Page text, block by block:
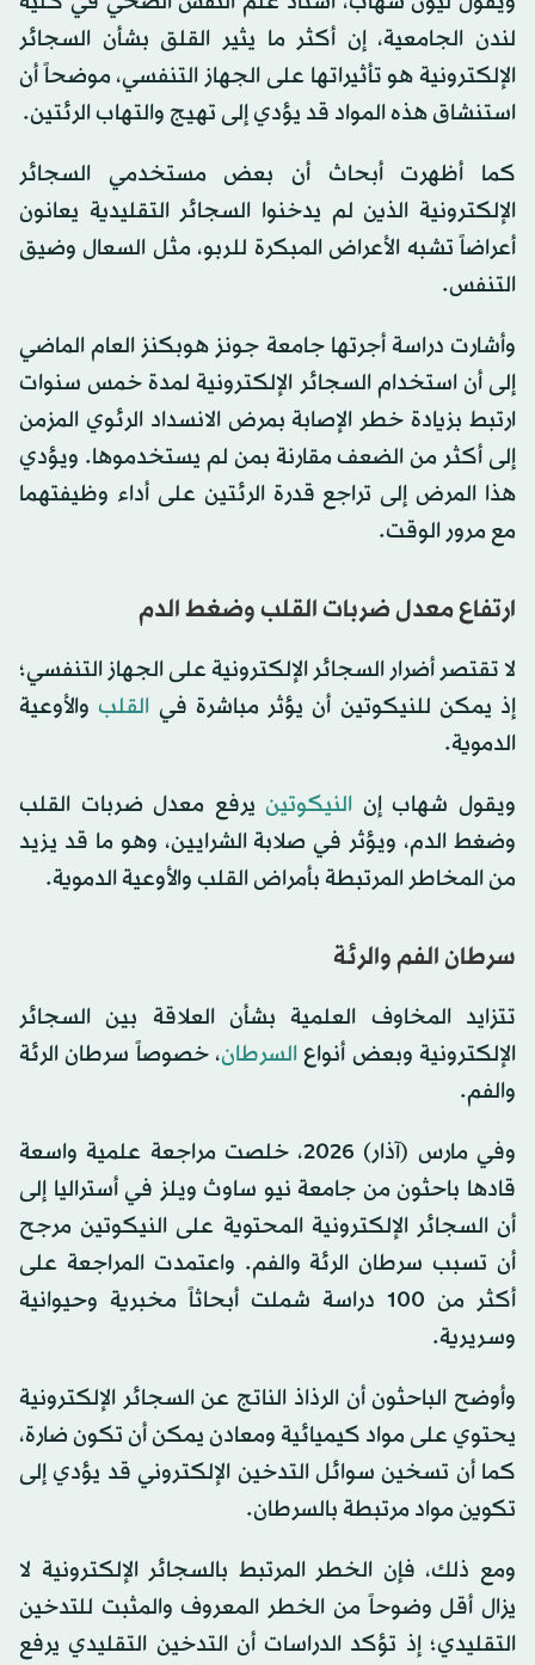
لندن الجامعية، إن أكثر ما يثير القلق بشأن السجائر
الإلكترونية هو تأثيراتها على الجهاز التنفسي، موضحاً أن
استنشاق هذه المواد قد يؤدي إلى تهيج والتهاب الرئتين.
كما أظهرت أبحاث أن بعض مستخدمي السجائر
الإلكترونية الذين لم يدخنوا السجائر التقليدية يعانون
أعراضاً تشبه الأعراض المبكرة للربو، مثل السعال وضيق
التنفس.
وأشارت دراسة أجرتها جامعة جونز هوبكنز العام الماضي
إلى أن استخدام السجائر الإلكترونية لمدة خمس سنوات
ارتبط بزيادة خطر الإصابة بمرض الانسداد الرئوي المزمن
إلى أكثر من الضعف مقارنة بمن لم يستخدموها. ويؤدي
هذا المرض إلى تراجع قدرة الرئتين على أداء وظيفتهما
مع مرور الوقت.
ارتفاع معدل ضربات القلب وضغط الدم
لا تقتصر أضرار السجائر الإلكترونية على الجهاز التنفسي؛
إذ يمكن للنيكوتين أن يؤثر مباشرة في القلب والأوعية
الدموية.
ويقول شهاب إن النيكوتين يرفع معدل ضربات القلب
وضغط الدم، ويؤثر في صلابة الشرايين، وهو ما قد يزيد
من المخاطر المرتبطة بأمراض القلب والأوعية الدموية.
سرطان الفم والرئة
تتزايد المخاوف العلمية بشأن العلاقة بين السجائر
الإلكترونية وبعض أنواع السرطان، خصوصاً سرطان الرئة
والفم.
وفي مارس (آذار) 2026، خلصت مراجعة علمية واسعة
قادها باحثون من جامعة نيو ساوث ويلز في أستراليا إلى
أن السجائر الإلكترونية المحتوية على النيكوتين مرجح
أن تسبب سرطان الرئة والفم. واعتمدت المراجعة على
أكثر من 100 دراسة شملت أبحاثاً مخبرية وحيوانية
وسريرية.
وأوضح الباحثون أن الرذاذ الناتج عن السجائر الإلكترونية
يحتوي على مواد كيميائية ومعادن يمكن أن تكون ضارة،
كما أن تسخين سوائل التدخين الإلكتروني قد يؤدي إلى
تكوين مواد مرتبطة بالسرطان.
ومع ذلك، فإن الخطر المرتبط بالسجائر الإلكترونية لا
يزال أقل وضوحاً من الخطر المعروف والمثبت للتدخين
التقليدي؛ إذ تؤكد الدراسات أن التدخين التقليدي يرفع